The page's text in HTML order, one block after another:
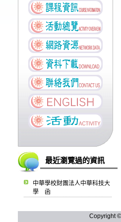
最近瀏覽過的資訊
中華學校財團法人中華科技大
學 函
Copyright